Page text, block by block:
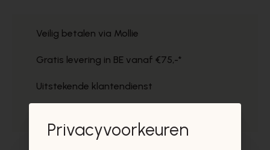
Veilig betalen via Mollie
Gratis levering in BE vanaf €75,-*
Uitstekende klantendienst
Privacyvoorkeuren